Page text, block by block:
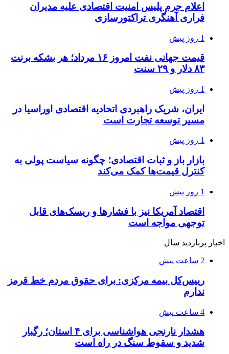
اعلام جرم پلیس امنیت اقتصادی علیه مدیران
فراری آهنگری تراکتورسازی
1 روز پیش
قیمت جهانی نفت امروز ۱۶ مرداد؛ هر بشکه برنت
۸۳ دلار و ۲۹ سنت
1 روز پیش
ایران، شریک راهبردی اتحادیه اقتصادی اوراسیا در
مسیر توسعه تجارت است
1 روز پیش
بازار باز و ثبات اقتصادی؛ چگونه سیاست پولی به
کنترل قیمت‌ها کمک می‌کند
1 روز پیش
اقتصاد آمریکا نیز با فشارها و ریسک‌های قابل
توجهی مواجه است
اخبار پربازدید سال
2 ساعت پیش
رییس‌کل بیمه مرکزی: برای حقوق مردم خط قرمز
ندارم
4 ساعت پیش
هشدار نارنجی هواشناسی برای ۴ استان؛ رگبار
شدید و سقوط سنگ در راه است